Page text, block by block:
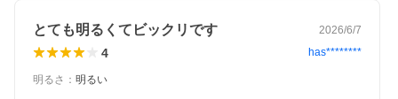
とても明るくてビックリです 2026/6/7
4 has********
明るさ ： 明るい